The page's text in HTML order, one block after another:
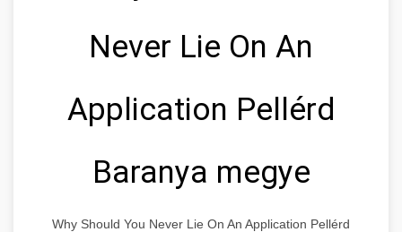
Never Lie On An
Application Pellérd
Baranya megye
Why Should You Never Lie On An Application Pellérd